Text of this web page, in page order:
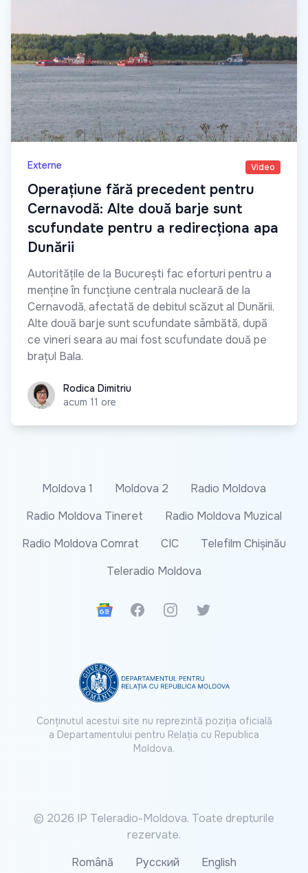
Externe Video
Operațiune fără precedent pentru
Cernavodă: Alte două barje sunt
scufundate pentru a redirecționa apa
Dunării
Autoritățile de la București fac eforturi pentru a
menține în funcțiune centrala nucleară de la
Cernavodă, afectată de debitul scăzut al Dunării.
Alte două barje sunt scufundate sâmbătă, după
ce vineri seara au mai fost scufundate două pe
brațul Bala.
Rodica Dimitriu
Rodica Dimitriu
acum 11 ore
Moldova 1 Moldova 2
Radio Moldova
Radio Moldova Tineret
Radio Moldova Muzical
Radio Moldova Comrat
CIC
Telefilm Chișinău
Teleradio Moldova
Google News
FacebookInstagramTwitter
Conținutul acestui site nu reprezintă poziția oficială
a Departamentului pentru Relația cu Republica
Moldova.
© 2026 IP Teleradio-Moldova. Toate drepturile
rezervate.
Română
Русский English